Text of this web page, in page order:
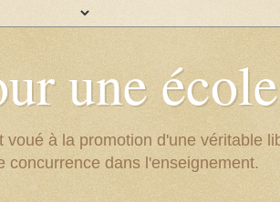
une
voué à la promotion d'une véritable
concurrence dans l'enseignement.